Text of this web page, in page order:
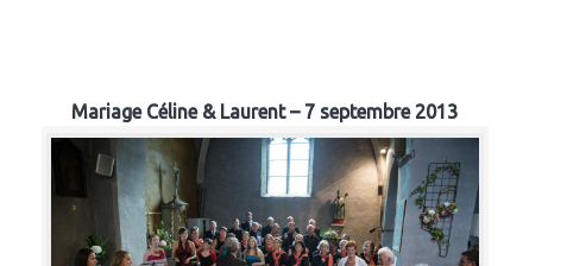
Mariage Céline & Laurent – 7 septembre 2013